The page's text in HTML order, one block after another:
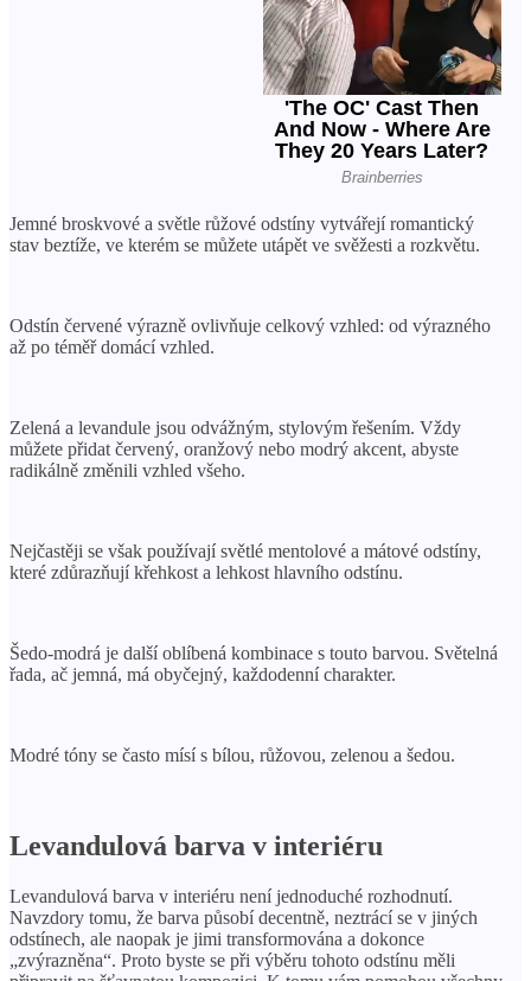
Jemné broskvové a světle růžové odstíny vytvářejí romantický
stav beztíže, ve kterém se můžete utápět ve svěžesti a rozkvětu.
Odstín červené výrazně ovlivňuje celkový vzhled: od výrazného
až po téměř domácí vzhled.
Zelená a levandule jsou odvážným, stylovým řešením. Vždy
můžete přidat červený, oranžový nebo modrý akcent, abyste
radikálně změnili vzhled všeho.
Nejčastěji se však používají světlé mentolové a mátové odstíny,
které zdůrazňují křehkost a lehkost hlavního odstínu.
Šedo-modrá je další oblíbená kombinace s touto barvou. Světelná
řada, ač jemná, má obyčejný, každodenní charakter.
Modré tóny se často mísí s bílou, růžovou, zelenou a šedou.
Levandulová barva v interiéru
Levandulová barva v interiéru není jednoduché rozhodnutí.
Navzdory tomu, že barva působí decentně, neztrácí se v jiných
odstínech, ale naopak je jimi transformována a dokonce
„zvýrazněna“. Proto byste se při výběru tohoto odstínu měli